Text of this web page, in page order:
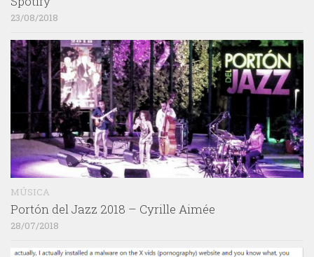
23/08/2018
MÚSICA
Portón del Jazz 2018 – Cyrille Aimée
28/07/2018